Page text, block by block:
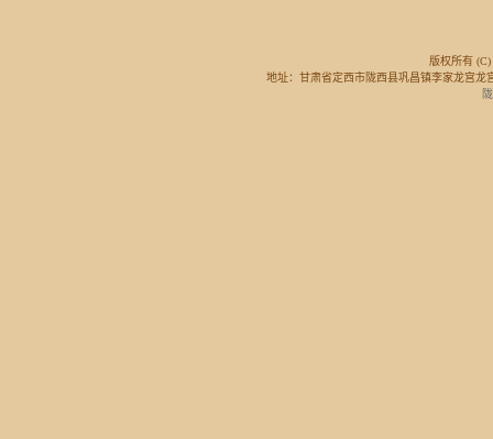
版权所有
地址：甘肃省定西市陇西县巩昌镇李家龙宫龙